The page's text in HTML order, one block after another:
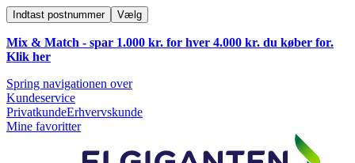
Indtast postnummer Vælg
Mix & Match - spar 1.000 kr. for hver 4.000 kr. du køber for.
Klik her
Spring navigationen over
Kundeservice
PrivatkundeErhvervskunde
Mine favoritter